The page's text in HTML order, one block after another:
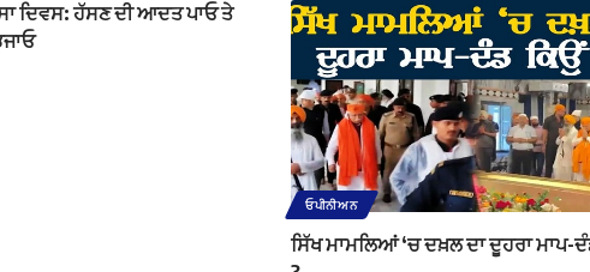
ਦਿਵਸ: ਹੱਸਣ ਦੀ ਆਦਤ ਪਾਓ ਤੇ
ਓਪੀਨੀਅਨ
ਸਿੱਖ ਮਾਮਲਿਆਂ ‘ਚ ਦਖ਼ਲ ਦਾ ਦੂਹਰਾ ਮਾਪ-